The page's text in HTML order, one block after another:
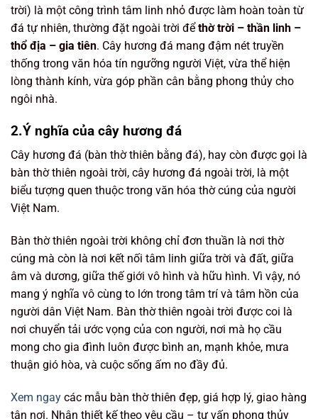
trời) là một công trình tâm linh nhỏ được làm hoàn toàn từ
đá tự nhiên, thường đặt ngoài trời đểthờ trời – thần linh –
thổ địa – gia tiên. Cây hương đá mang đậm nét truyền
thống trong văn hóa tín ngưỡng người Việt, vừa thể hiện
lòng thành kính, vừa góp phần cân bằng phong thủy cho
ngôi nhà.
2.Ý nghĩa của cây hương đá
Cây hương đá (bàn thờ thiên bằng đá), hay còn được gọi là
bàn thờ thiên ngoài trời, cây hương đá ngoài trời, là một
biểu tượng quen thuộc trong văn hóa thờ cúng của người
Việt Nam.
Bàn thờ thiên ngoài trời không chỉ đơn thuần là nơi thờ
cúng mà còn là nơi kết nối tâm linh giữa trời và đất, giữa
âm và dương, giữa thế giới vô hình và hữu hình. Vì vậy, nó
mang ý nghĩa vô cùng to lớn trong tâm trí và tâm hồn của
người dân Việt Nam. Bàn thờ thiên ngoài trời được coi là
nơi chuyển tải ước vọng của con người, nơi mà họ cầu
mong cho gia đình luôn được bình an, mạnh khỏe, mưa
thuận gió hòa, và cuộc sống ấm no đầy đủ.
Xem ngay các mẫu bàn thờ thiên đẹp, giá hợp lý, giao hàng
tận nơi. Nhận thiết kế theo yêu cầu – tư vấn phong thủy